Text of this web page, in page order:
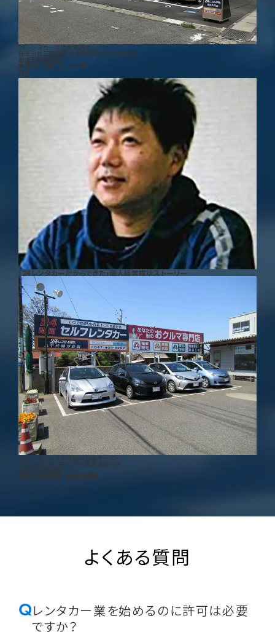
24レンタカー常陸多賀店オーナー
株式会社三和商事 代表取締役長山洋樹社長
出店形態併設型
本業SS、車検、カーケア等
02
「24レンタカーだからできた」個人経営成功ストーリー
24レンタカー八千代緑が丘店オーナー
株式会社KIKUIモビリティ菊井洋章代表
出店形態併設型
本業 中古車販売、車検・整備等
よくある質問
Qレンタカー業を始めるのに許可は必要
ですか？